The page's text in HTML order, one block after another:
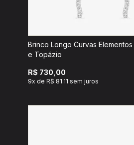
Brinco Longo Curvas Elementos em Prata 925
e Topázio
R$ 730,00
9x de R$ 81.11 sem juros